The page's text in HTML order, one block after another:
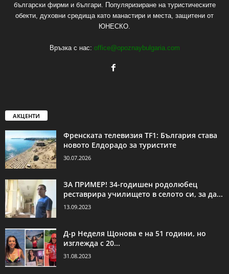
български фирми и българи. Популяризиране на туристическите
обекти, духовни средища като манастири и места, защитени от
ЮНЕСКО.
Връзка с нас: office@opoznaybulgaria.com
АКЦЕНТИ
Френската телевизия TF1: България става
новото Елдорадо за туристите
30.07.2026
ЗА ПРИМЕР! 34-годишен родолюбец
реставрира училището в селото си, за да...
13.09.2023
Д-р Неделя Щонова е на 51 години, но
изглежда с 20...
31.08.2023